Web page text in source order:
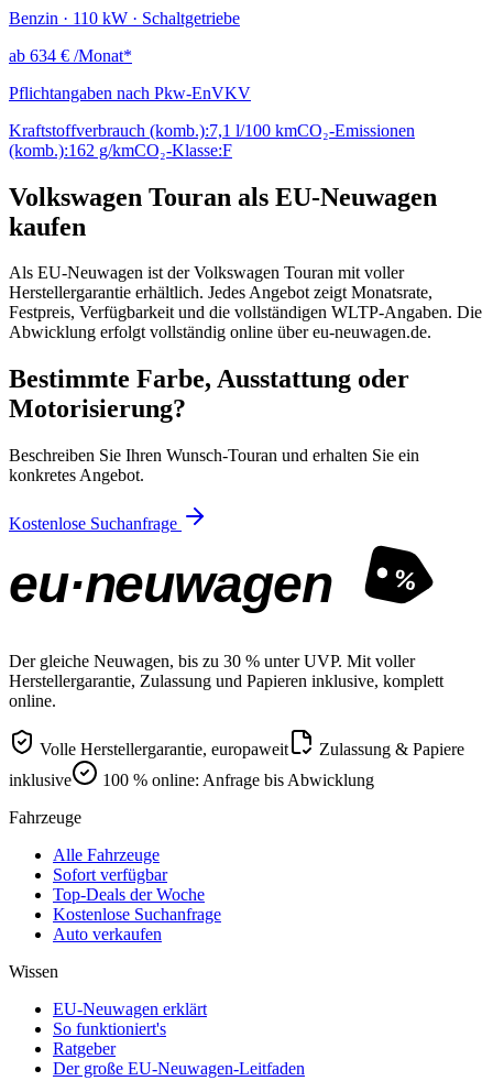
Benzin · 110 kW · Schaltgetriebe
ab 634 € /Monat*
Pflichtangaben nach Pkw-EnVKV
Kraftstoffverbrauch (komb.):7,1 l/100 kmCO₂-Emissionen
(komb.):162 g/kmCO₂-Klasse:F
Volkswagen Touran als EU-Neuwagen
kaufen
Als EU-Neuwagen ist der Volkswagen Touran mit voller
Herstellergarantie erhältlich. Jedes Angebot zeigt Monatsrate,
Festpreis, Verfügbarkeit und die vollständigen WLTP-Angaben. Die
Abwicklung erfolgt vollständig online über eu-neuwagen.de.
Bestimmte Farbe, Ausstattung oder
Motorisierung?
Beschreiben Sie Ihren Wunsch-Touran und erhalten Sie ein
konkretes Angebot.
Kostenlose Suchanfrage
eu·neuwagen %
Der gleiche Neuwagen, bis zu 30 % unter UVP. Mit voller
Herstellergarantie, Zulassung und Papieren inklusive, komplett
online.
Volle Herstellergarantie, europaweit
Zulassung & Papiere
inklusive
100 % online: Anfrage bis Abwicklung
Fahrzeuge
Alle Fahrzeuge
Sofort verfügbar
Top-Deals der Woche
Kostenlose Suchanfrage
Auto verkaufen
Wissen
EU-Neuwagen erklärt
So funktioniert's
Ratgeber
Der große EU-Neuwagen-Leitfaden